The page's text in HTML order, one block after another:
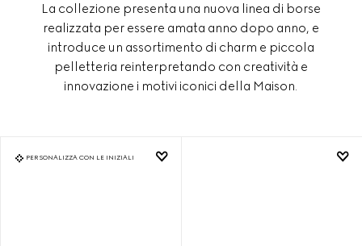
La collezione presenta una nuova linea di borse
realizzata per essere amata anno dopo anno, e
introduce un assortimento di charm e piccola
pelletteria reinterpretando con creatività e
innovazione i motivi iconici della Maison.
PERSONALIZZA CON LE INIZIALI